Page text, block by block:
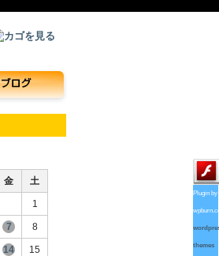
金 土
1
7 8
14 15
Plugin by
themes